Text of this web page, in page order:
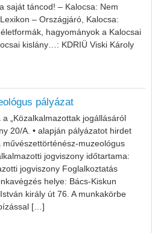
saját táncod! – Kalocsa: Nem
– Országjáró, Kalocsa:
hagyományok a Kalocsai
kislány…: KDRIÜ Viski Károly
filmek
pályázat
„Közalkalmazottak jogállásáról
20/A. • alapján pályázatot hirdet
muzeológus
jogviszony időtartama:
jogviszony Foglalkoztatás
helye: Bács-Kiskun
király út 76. A munkakörbe
[…]
muzeológus pályázat